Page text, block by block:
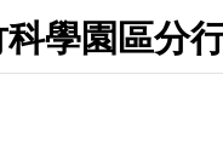
學園區分